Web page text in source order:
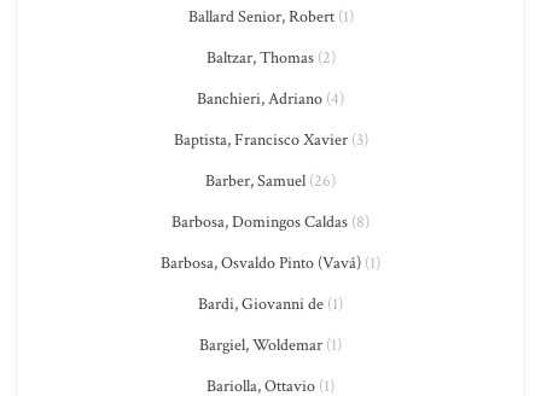
Ballard Senior, Robert(1)
Baltzar, Thomas(2)
Banchieri, Adriano (4)
Baptista, Francisco Xavier(3)
Barber, Samuel (26)
Barbosa, Domingos Caldas (8)
Barbosa, Osvaldo Pinto (Vavá) (1)
Bardi, Giovanni de (1)
Bargiel, Woldemar (1)
Bariolla, Ottavio (1)